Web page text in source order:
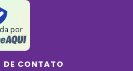
por
DE CONTATO